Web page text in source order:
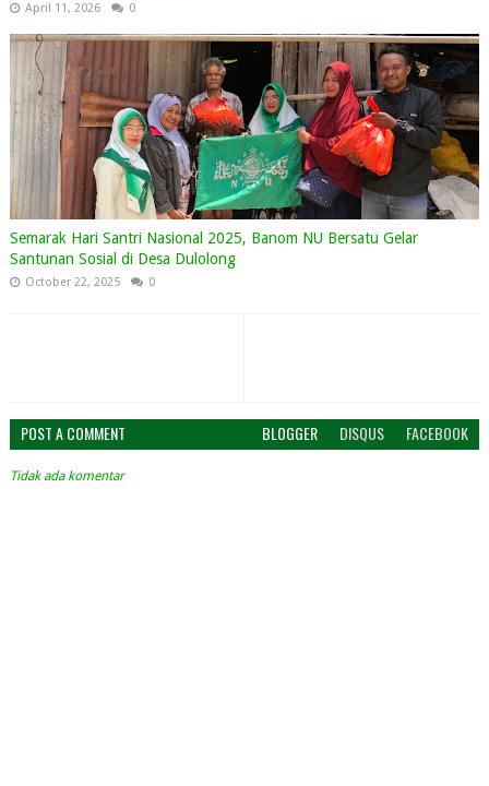
April 11, 2026 0
Semarak Hari Santri Nasional 2025, Banom NU Bersatu Gelar
Santunan Sosial di Desa Dulolong
October 22, 2025 0
POST A COMMENT BLOGGER DISQUS FACEBOOK
Tidak ada komentar